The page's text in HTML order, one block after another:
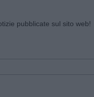
pubblicate sul sito web!